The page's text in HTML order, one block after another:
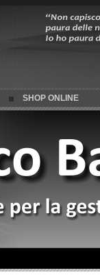
SHOP ONLINE